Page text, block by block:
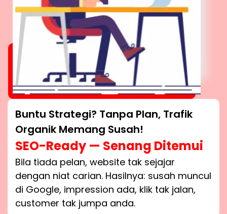
Buntu Strategi? Tanpa Plan, Trafik
Organik Memang Susah!
SEO-Ready — Senang Ditemui
Bila tiada pelan, website tak sejajar
dengan niat carian. Hasilnya: susah muncul
di Google, impression ada, klik tak jalan,
customer tak jumpa anda.